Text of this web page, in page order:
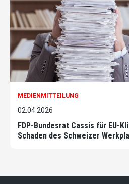
MEDIENMITTEILUNG
02.04.2026
FDP-Bundesrat Cassis für EU-
Schaden des Schweizer